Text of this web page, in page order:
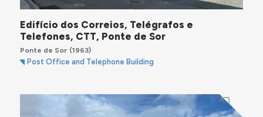
Edifício dos Correios, Telégrafos e
Telefones, CTT, Ponte de Sor
Ponte de Sor (1963)
Post Office and Telephone Building